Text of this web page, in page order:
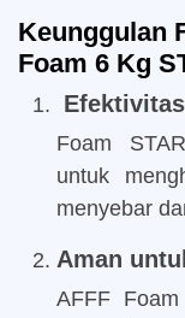
Keunggulan
Foam 6 Kg
Foam
untuk
menyebar
Aman
AFFF